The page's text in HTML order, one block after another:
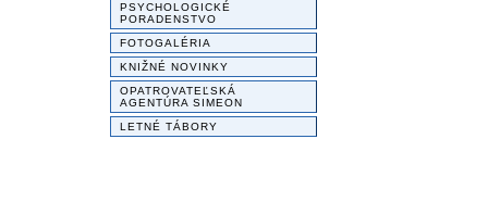
PSYCHOLOGICKÉ
PORADENSTVO
FOTOGALÉRIA
KNIŽNÉ NOVINKY
OPATROVATEĽSKÁ
AGENTÚRA SIMEON
LETNÉ TÁBORY